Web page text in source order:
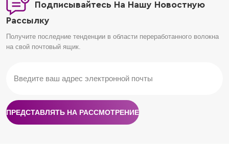
Подписывайтесь На Нашу Новостную
Рассылку
Получите последние тенденции в области переработанного волокна
на свой почтовый ящик.
ПРЕДСТАВЛЯТЬ НА РАССМОТРЕНИЕ